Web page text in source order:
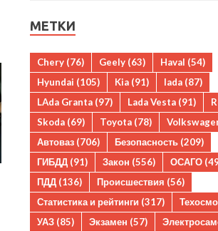
МЕТКИ
Chery (76) Geely (63) Haval (54)
Hyundai (105) Kia (91) lada (87)
LAda Granta (97) Lada Vesta (91)
Skoda (69) Toyota (78)
Автоваз (706) Безопасность (209)
ГИБДД (91) Закон (556) ОСАГО
ПДД (136) Происшествия (56)
Статистика и рейтинги (317)
УАЗ (85) Экзамен (57)